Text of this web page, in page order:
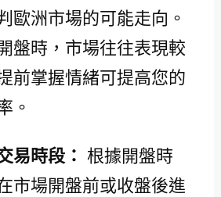
歐洲市場的可能走向。
盤時，市場往往表現較
前掌握情緒可提高您的
。
易時段： 根據開盤時
市場開盤前或收盤後進